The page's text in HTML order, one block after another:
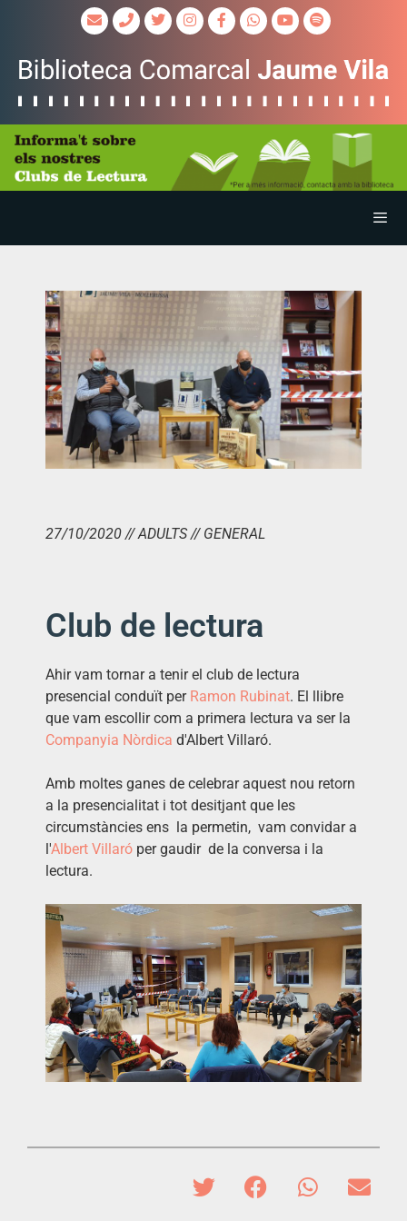
27/10/2020 // ADULTS // GENERAL
Club de lectura
Ahir vam tornar a tenir el club de lectura
presencial conduït per Ramon Rubinat. El llibre
que vam escollir com a primera lectura va ser la
Companyia Nòrdica d'Albert Villaró.
Amb moltes ganes de celebrar aquest nou retorn
a la presencialitat i tot desitjant que les
circumstàncies ens la permetin, vam convidar a
l'Albert Villaró per gaudir de la conversa i la
lectura.